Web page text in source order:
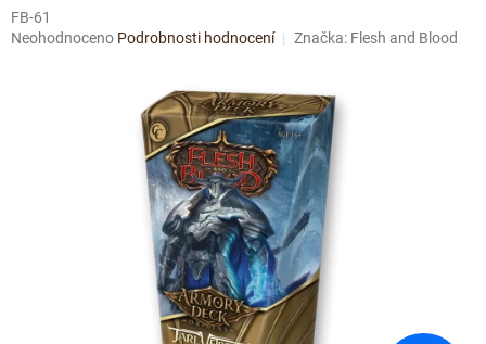
FB-61
Průměrné
Neohodnoceno Podrobnosti hodnocení Značka: Flesh and Blood